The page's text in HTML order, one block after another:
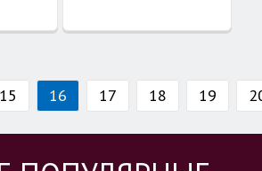
15 16 17 18 19